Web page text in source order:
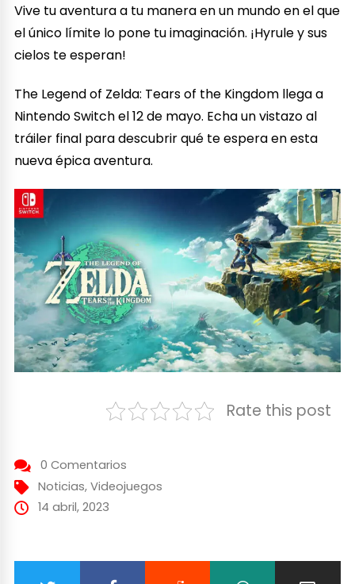
Vive tu aventura a tu manera en un mundo en el que
el único límite lo pone tu imaginación. ¡Hyrule y sus
cielos te esperan!
The Legend of Zelda: Tears of the Kingdom llega a
Nintendo Switch el 12 de mayo. Echa un vistazo al
tráiler final para descubrir qué te espera en esta
nueva épica aventura.
Rate this post
0 Comentarios
Noticias, Videojuegos
14 abril, 2023